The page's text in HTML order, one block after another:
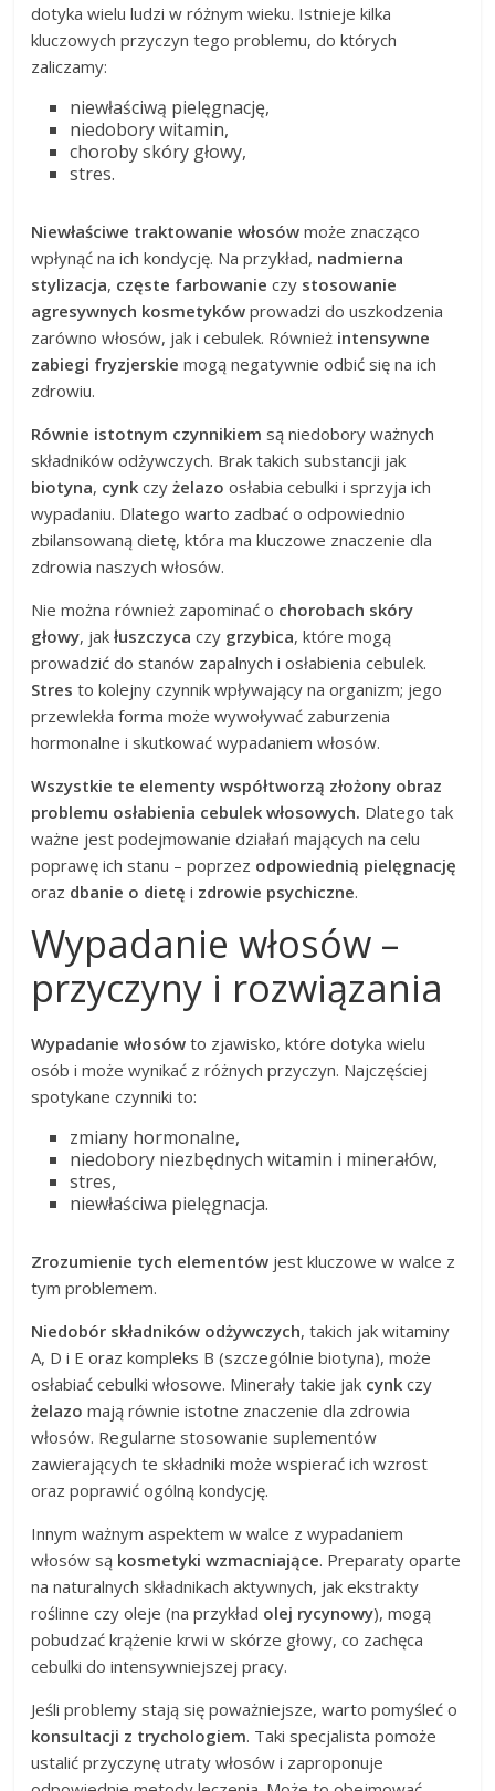
dotyka wielu ludzi w różnym wieku. Istnieje kilka
kluczowych przyczyn tego problemu, do których
zaliczamy:
niewłaściwą pielęgnację,
niedobory witamin,
choroby skóry głowy,
stres.
Niewłaściwe traktowanie włosów może znacząco
wpłynąć na ich kondycję. Na przykład, nadmierna
stylizacja, częste farbowanie czy stosowanie
agresywnych kosmetyków prowadzi do uszkodzenia
zarówno włosów, jak i cebulek. Również intensywne
zabiegi fryzjerskie mogą negatywnie odbić się na ich
zdrowiu.
Równie istotnym czynnikiem są niedobory ważnych
składników odżywczych. Brak takich substancji jak
biotyna, cynk czyżelazo osłabia cebulki i sprzyja ich
wypadaniu. Dlatego warto zadbać o odpowiednio
zbilansowaną dietę, która ma kluczowe znaczenie dla
zdrowia naszych włosów.
Nie można również zapominać o chorobach skóry
głowy, jakłuszczyca czy grzybica, które mogą
prowadzić do stanów zapalnych i osłabienia cebulek.
Stres to kolejny czynnik wpływający na organizm; jego
przewlekła forma może wywoływać zaburzenia
hormonalne i skutkować wypadaniem włosów.
Wszystkie te elementy współtworzą złożony obraz
problemu osłabienia cebulek włosowych. Dlatego tak
ważne jest podejmowanie działań mających na celu
poprawę ich stanu – poprzez odpowiednią pielęgnację
oraz dbanie o dietę i zdrowie psychiczne.
Wypadanie włosów –
przyczyny i rozwiązania
Wypadanie włosów to zjawisko, które dotyka wielu
osób i może wynikać z różnych przyczyn. Najczęściej
spotykane czynniki to:
zmiany hormonalne,
niedobory niezbędnych witamin i minerałów,
stres,
niewłaściwa pielęgnacja.
Zrozumienie tych elementów jest kluczowe w walce z
tym problemem.
Niedobór składników odżywczych, takich jak witaminy
A, D i E oraz kompleks B (szczególnie biotyna), może
osłabiać cebulki włosowe. Minerały takie jak cynk czy
żelazo mają równie istotne znaczenie dla zdrowia
włosów. Regularne stosowanie suplementów
zawierających te składniki może wspierać ich wzrost
oraz poprawić ogólną kondycję.
Innym ważnym aspektem w walce z wypadaniem
włosów są kosmetyki wzmacniające. Preparaty oparte
na naturalnych składnikach aktywnych, jak ekstrakty
roślinne czy oleje (na przykład olej rycynowy), mogą
pobudzać krążenie krwi w skórze głowy, co zachęca
cebulki do intensywniejszej pracy.
Jeśli problemy stają się poważniejsze, warto pomyśleć o
konsultacji z trychologiem. Taki specjalista pomoże
ustalić przyczynę utraty włosów i zaproponuje